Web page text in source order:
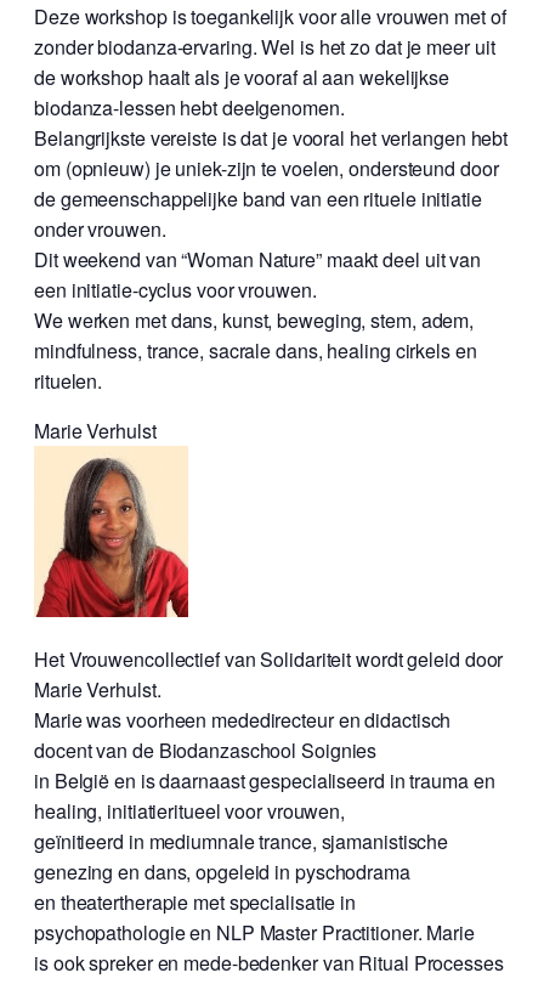
Deze workshop is toegankelijk voor alle vrouwen met of
zonder biodanza-ervaring. Wel is het zo dat je meer uit
de workshop haalt als je vooraf al aan wekelijkse
biodanza-lessen hebt deelgenomen.
Belangrijkste vereiste is dat je vooral het verlangen hebt
om (opnieuw) je uniek-zijn te voelen, ondersteund door
de gemeenschappelijke band van een rituele initiatie
onder vrouwen.
Dit weekend van “Woman Nature” maakt deel uit van
een initiatie-cyclus voor vrouwen.
We werken met dans, kunst, beweging, stem, adem,
mindfulness, trance, sacrale dans, healing cirkels en
rituelen.
Marie Verhulst
Het Vrouwencollectief van Solidariteit wordt geleid door
Marie Verhulst.
Marie was voorheen mededirecteur en didactisch
docent van de Biodanzaschool Soignies
in België en is daarnaast gespecialiseerd in trauma en
healing, initiatieritueel voor vrouwen,
geïnitieerd in mediumnale trance, sjamanistische
genezing en dans, opgeleid in pyschodrama
en theatertherapie met specialisatie in
psychopathologie en NLP Master Practitioner. Marie
is ook spreker en mede-bedenker van Ritual Processes